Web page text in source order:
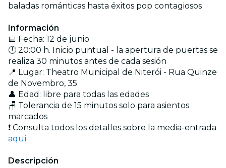
baladas románticas hasta éxitos pop contagiosos
Información
📅 Fecha: 12 de junio
🕛 20:00 h. Inicio puntual - la apertura de puertas se
realiza 30 minutos antes de cada sesión
📍 Lugar: Theatro Municipal de Niterói - Rua Quinze
de Novembro, 35
👤 Edad: libre para todas las edades
🪑 Tolerancia de 15 minutos solo para asientos
marcados
❗ Consulta todos los detalles sobre la media-entrada
aquí
Descripción